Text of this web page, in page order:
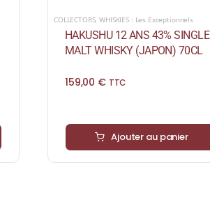
COLLECTORS,WHISKIES : Les Exceptionnels
HAKUSHU 12 ANS 43% SINGLE
MALT WHISKY (JAPON) 70CL
159,00 € TTC
Ajouter au panier